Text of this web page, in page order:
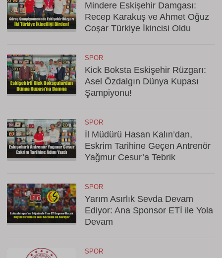
Mindere Eskişehir Damgası:
Recep Karakuş ve Ahmet Oğuz
Coşar Türkiye İkincisi Oldu
SPOR
Kick Boksta Eskişehir Rüzgarı:
Asel Özdalgın Dünya Kupası
Şampiyonu!
SPOR
İl Müdürü Hasan Kalın’dan,
Eskrim Tarihine Geçen Antrenör
Yağmur Cesur’a Tebrik
SPOR
Yarım Asırlık Sevda Devam
Ediyor: Ana Sponsor ETİ ile Yola
Devam
SPOR